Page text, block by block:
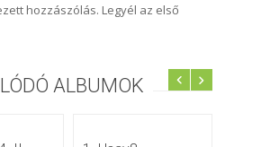
hozzászólás. Legyél az első
ALBUMOK